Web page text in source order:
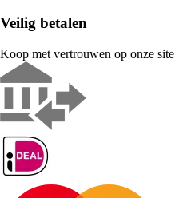
Veilig betalen
Koop met vertrouwen op onze site